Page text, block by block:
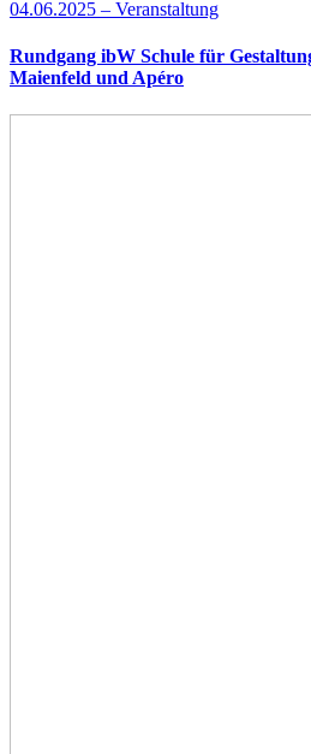
04.06.2025 – Veranstaltung
Rundgang ibW Schule für
Maienfeld und Apéro